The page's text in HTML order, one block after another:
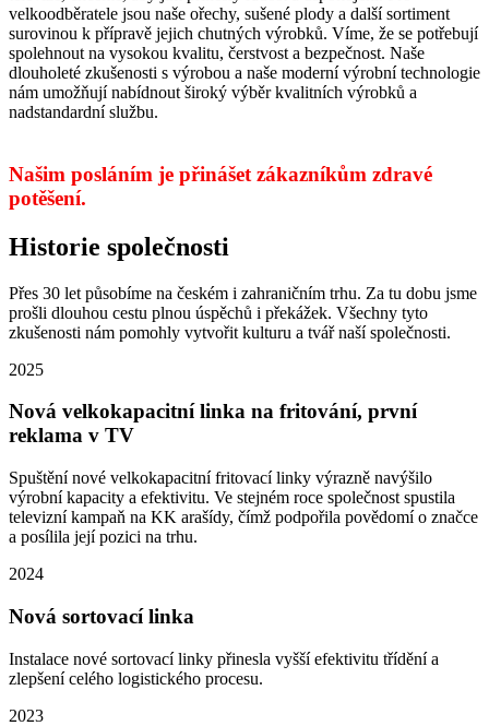
velkoodběratele jsou naše ořechy, sušené plody a další sortiment
surovinou k přípravě jejich chutných výrobků. Víme, že se potřebují
spolehnout na vysokou kvalitu, čerstvost a bezpečnost. Naše
dlouholeté zkušenosti s výrobou a naše moderní výrobní technologie
nám umožňují nabídnout široký výběr kvalitních výrobků a
nadstandardní službu.
Našim posláním je přinášet zákazníkům zdravé
potěšení.
Historie společnosti
Přes 30 let působíme na českém i zahraničním trhu. Za tu dobu jsme
prošli dlouhou cestu plnou úspěchů i překážek. Všechny tyto
zkušenosti nám pomohly vytvořit kulturu a tvář naší společnosti.
2025
Nová velkokapacitní linka na fritování, první
reklama v TV
Spuštění nové velkokapacitní fritovací linky výrazně navýšilo
výrobní kapacity a efektivitu. Ve stejném roce společnost spustila
televizní kampaň na KK arašídy, čímž podpořila povědomí o značce
a posílila její pozici na trhu.
2024
Nová sortovací linka
Instalace nové sortovací linky přinesla vyšší efektivitu třídění a
zlepšení celého logistického procesu.
2023